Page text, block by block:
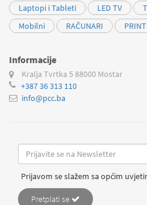
Laptopi i Tableti
LED TV
Mobilni
RAČUNARI
Informacije
Kralja Tvrtka 5 88000 Mostar
+387 36 313 110
info@pcc.ba
Prijavom se slažem sa općim
Pretplati se